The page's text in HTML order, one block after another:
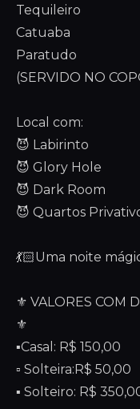
Tequileiro
Catuaba
Paratudo
(SERVIDO NO
Local com:
😈 Labirinto
😈 Glory Hole
😈 Dark Room
😈 Quartos
💃🏻Uma noite
⚜️ VALORES COM
⚜️
▪️Casal: R$ 150,00
▫️ Solteira:R$ 50,00
▪️ Solteiro: R$